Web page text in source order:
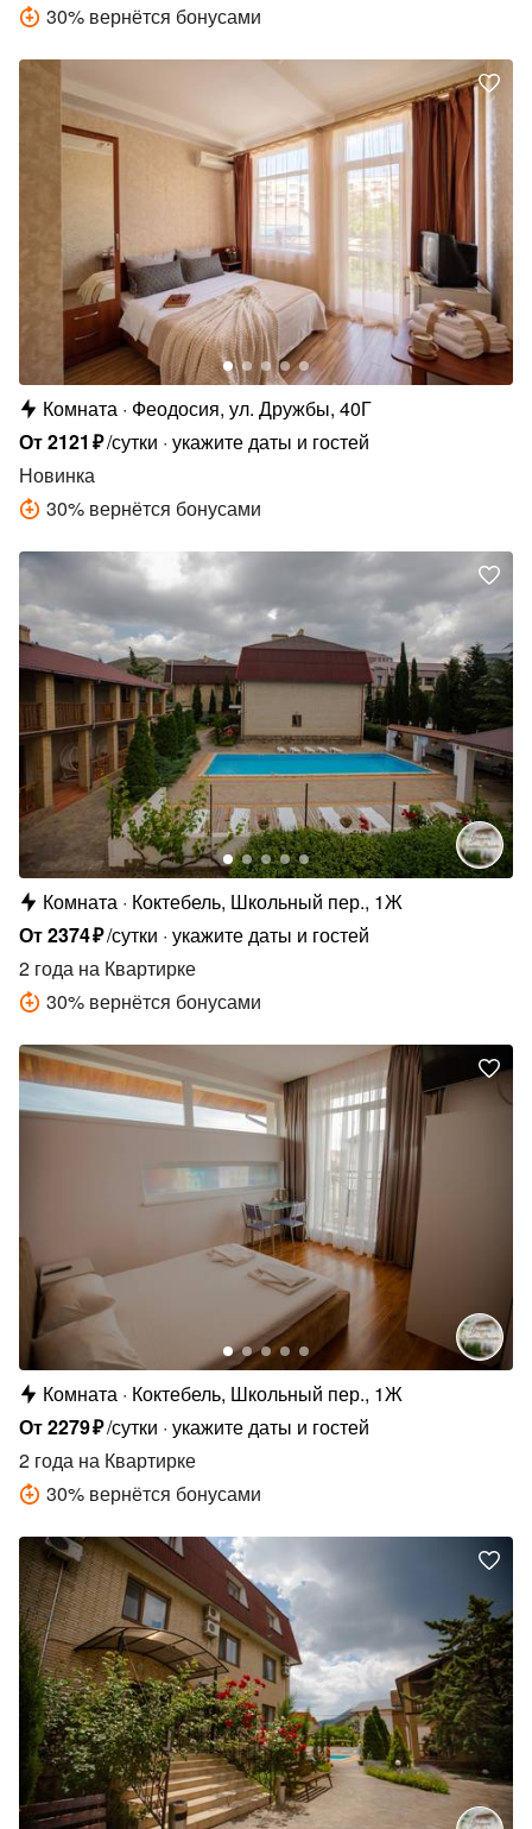
30% вернётся бонусами
Комната Феодосия, ул. Дружбы, 40Г
От2121 ₽/сутки укажите даты и гостей
Новинка
30% вернётся бонусами
Комната Коктебель, Школьный пер., 1Ж
От2374₽/сутки укажите даты и гостей
2 года на Квартирке
30% вернётся бонусами
Комната Коктебель, Школьный пер., 1Ж
От2279₽/сутки укажите даты и гостей
2 года на Квартирке
30% вернётся бонусами